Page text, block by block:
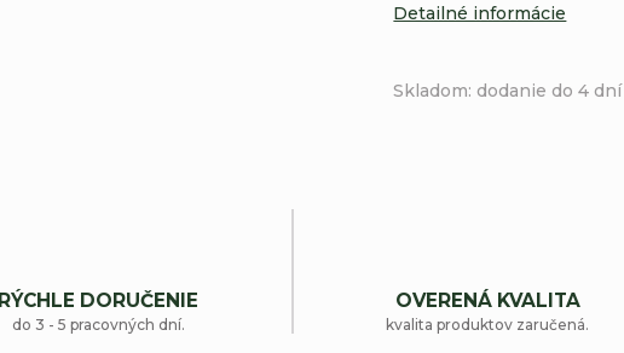
Skladom: dodanie do 4 dní
Detailné informácie
RÝCHLE DORUČENIE
do 3 - 5 pracovných dní.
OVERENÁ KVALITA
kvalita produktov zaručená.